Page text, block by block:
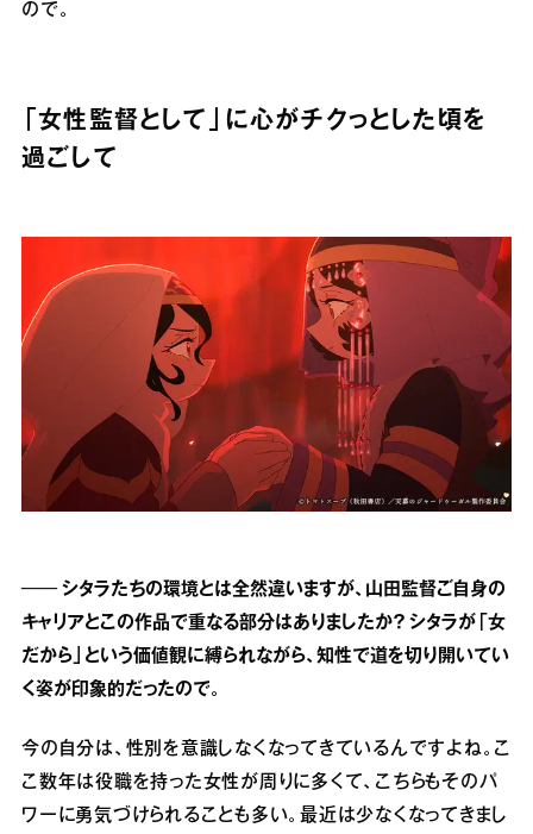
ので。
「女性監督として」に心がチクっとした頃を
過ごして
── シタラたちの環境とは全然違いますが、山田監督ご自身の
キャリアとこの作品で重なる部分はありましたか？ シタラが「女
だから」という価値観に縛られながら、知性で道を切り開いてい
く姿が印象的だったので。
今の自分は、性別を意識しなくなってきているんですよね。こ
こ数年は役職を持った女性が周りに多くて、こちらもそのパ
ワーに勇気づけられることも多い。最近は少なくなってきまし